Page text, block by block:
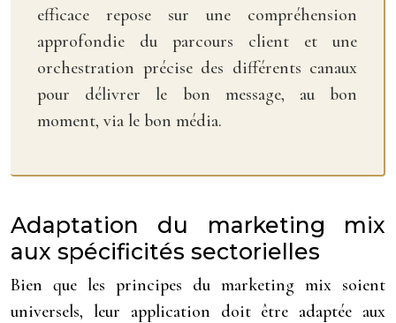
efficace repose sur une compréhension
approfondie du parcours client et une
orchestration précise des différents canaux
pour délivrer le bon message, au bon
moment, via le bon média.
Adaptation du marketing mix
aux spécificités sectorielles
Bien que les principes du marketing mix soient
universels, leur application doit être adaptée aux